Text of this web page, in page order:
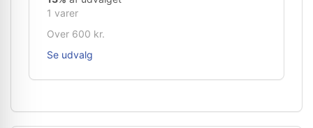
1 varer
Over 600 kr.
Se udvalg